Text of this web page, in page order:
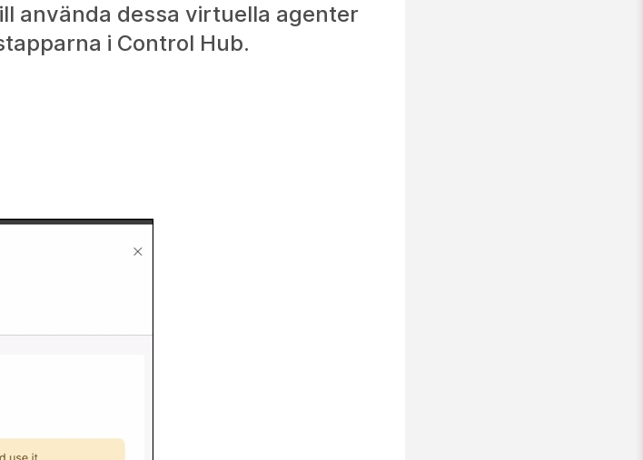
använda dessa virtuella agenter
i Control Hub.